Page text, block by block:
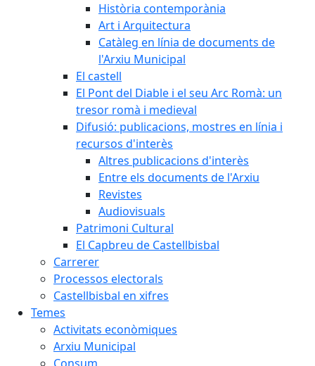
Història contemporània
Art i Arquitectura
Catàleg en línia de documents de
l'Arxiu Municipal
El castell
El Pont del Diable i el seu Arc Romà: un
tresor romà i medieval
Difusió: publicacions, mostres en línia i
recursos d'interès
Altres publicacions d'interès
Entre els documents de l'Arxiu
Revistes
Audiovisuals
Patrimoni Cultural
El Capbreu de Castellbisbal
Carrerer
Processos electorals
Castellbisbal en xifres
Temes
Activitats econòmiques
Arxiu Municipal